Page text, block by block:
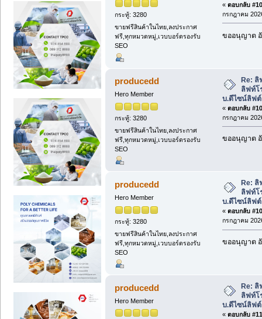
กระทู้: 3280
ขายฟรีสินค้าในไทย,ลงประกาศ
ฟรี,ทุกหมวดหมู่,เวบบอร์ดรองรับ
SEO
« ตอบกลับ
กรกฎาคม
ขออนุญาต
producedd
Hero Member
กระทู้: 3280
ขายฟรีสินค้าในไทย,ลงประกาศ
ฟรี,ทุกหมวดหมู่,เวบบอร์ดรองรับ
SEO
Re:
ลิฟท์โ
บ.ดีไซน์ลิฟต์
« ตอบกลับ
กรกฎาคม
ขออนุญาต
producedd
Hero Member
กระทู้: 3280
ขายฟรีสินค้าในไทย,ลงประกาศ
ฟรี,ทุกหมวดหมู่,เวบบอร์ดรองรับ
SEO
Re:
ลิฟท์โ
บ.ดีไซน์ลิฟต์
« ตอบกลับ
กรกฎาคม
ขออนุญาต
producedd
Hero Member
Re:
ลิฟท์โ
บ.ดีไซน์ลิฟต์
« ตอบกลับ